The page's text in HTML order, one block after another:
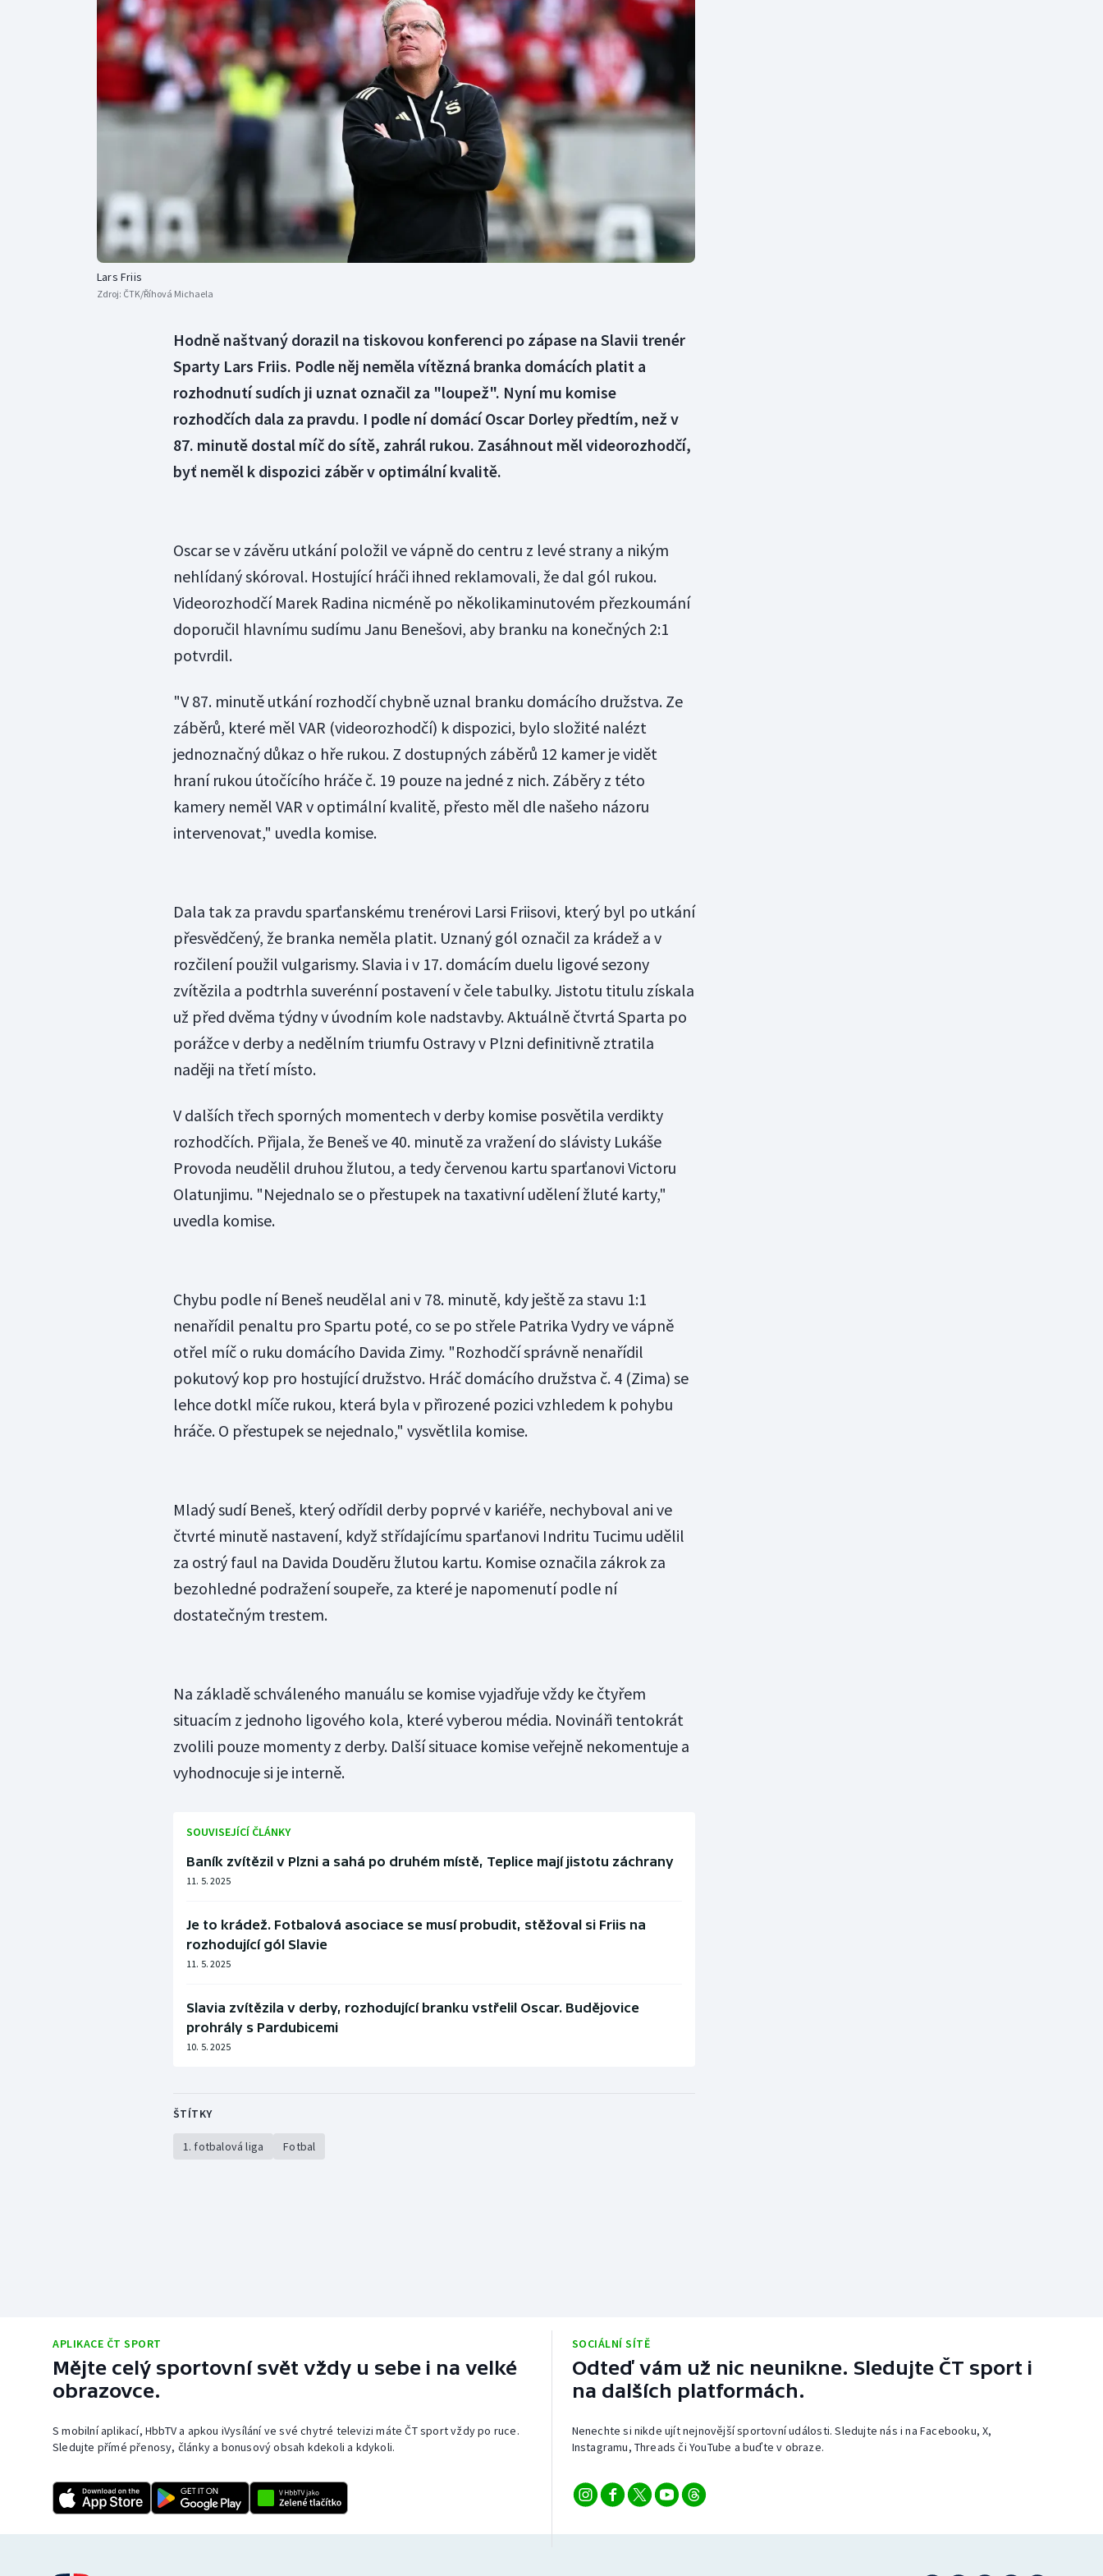
Curling
Dostihy
Florbal
Futsal
Gymnastika
Moderní pětiboj
Motorsport
Olympijské hry
Parasport
Plavání
Plážový volejbal
Triatlon
Veslování
Vodní slalom
Volejbal
Lars Friis
Zdroj: ČTK/Říhová Michaela
Hodně naštvaný dorazil na tiskovou konferenci po zápase na Slavii trenér
Sparty Lars Friis. Podle něj neměla vítězná branka domácích platit a
rozhodnutí sudích ji uznat označil za "loupež". Nyní mu komise
rozhodčích dala za pravdu. I podle ní domácí Oscar Dorley předtím, než v
87. minutě dostal míč do sítě, zahrál rukou. Zasáhnout měl videorozhodčí,
byť neměl k dispozici záběr v optimální kvalitě.
Oscar se v závěru utkání položil ve vápně do centru z levé strany a nikým
nehlídaný skóroval. Hostující hráči ihned reklamovali, že dal gól rukou.
Videorozhodčí Marek Radina nicméně po několikaminutovém přezkoumání
doporučil hlavnímu sudímu Janu Benešovi, aby branku na konečných 2:1
potvrdil.
"V 87. minutě utkání rozhodčí chybně uznal branku domácího družstva. Ze
záběrů, které měl VAR (videorozhodčí) k dispozici, bylo složité nalézt
jednoznačný důkaz o hře rukou. Z dostupných záběrů 12 kamer je vidět
hraní rukou útočícího hráče č. 19 pouze na jedné z nich. Záběry z této
kamery neměl VAR v optimální kvalitě, přesto měl dle našeho názoru
intervenovat," uvedla komise.
Dala tak za pravdu sparťanskému trenérovi Larsi Friisovi, který byl po utkání
přesvědčený, že branka neměla platit. Uznaný gól označil za krádež a v
rozčilení použil vulgarismy. Slavia i v 17. domácím duelu ligové sezony
zvítězila a podtrhla suverénní postavení v čele tabulky. Jistotu titulu získala
už před dvěma týdny v úvodním kole nadstavby. Aktuálně čtvrtá Sparta po
porážce v derby a nedělním triumfu Ostravy v Plzni definitivně ztratila
naději na třetí místo.
V dalších třech sporných momentech v derby komise posvětila verdikty
rozhodčích. Přijala, že Beneš ve 40. minutě za vražení do slávisty Lukáše
Provoda neudělil druhou žlutou, a tedy červenou kartu sparťanovi Victoru
Olatunjimu. "Nejednalo se o přestupek na taxativní udělení žluté karty,"
uvedla komise.
Chybu podle ní Beneš neudělal ani v 78. minutě, kdy ještě za stavu 1:1
nenařídil penaltu pro Spartu poté, co se po střele Patrika Vydry ve vápně
otřel míč o ruku domácího Davida Zimy. "Rozhodčí správně nenařídil
pokutový kop pro hostující družstvo. Hráč domácího družstva č. 4 (Zima) se
lehce dotkl míče rukou, která byla v přirozené pozici vzhledem k pohybu
hráče. O přestupek se nejednalo," vysvětlila komise.
Mladý sudí Beneš, který odřídil derby poprvé v kariéře, nechyboval ani ve
čtvrté minutě nastavení, když střídajícímu sparťanovi Indritu Tucimu udělil
za ostrý faul na Davida Douděru žlutou kartu. Komise označila zákrok za
bezohledné podražení soupeře, za které je napomenutí podle ní
dostatečným trestem.
Na základě schváleného manuálu se komise vyjadřuje vždy ke čtyřem
situacím z jednoho ligového kola, které vyberou média. Novináři tentokrát
zvolili pouze momenty z derby. Další situace komise veřejně nekomentuje a
vyhodnocuje si je interně.
SOUVISEJÍCÍ ČLÁNKY
Baník zvítězil v Plzni a sahá po druhém místě, Teplice mají jistotu záchrany
11. 5. 2025
Je to krádež. Fotbalová asociace se musí probudit, stěžoval si Friis na
rozhodující gól Slavie
11. 5. 2025
Slavia zvítězila v derby, rozhodující branku vstřelil Oscar. Budějovice
prohrály s Pardubicemi
10. 5. 2025
ŠTÍTKY
1. fotbalová liga Fotbal
APLIKACE ČT SPORT
Mějte celý sportovní svět vždy u sebe i na velké
obrazovce.
S mobilní aplikací, HbbTV a apkou iVysílání ve své chytré televizi máte ČT sport vždy po ruce.
Sledujte přímé přenosy, články a bonusový obsah kdekoli a kdykoli.
SOCIÁLNÍ SÍTĚ
Odteď vám už nic neunikne. Sledujte ČT sport i
na dalších platformách.
Nenechte si nikde ujít nejnovější sportovní události. Sledujte nás i na Facebooku, X,
Instagramu, Threads či YouTube a buďte v obraze.